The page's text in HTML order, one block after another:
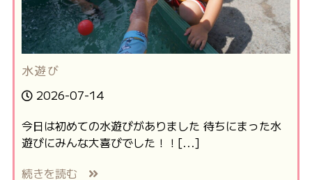
水遊び
2026-07-14
今日は初めての水遊びがありました 待ちにまった水
遊びにみんな大喜びでした！！[...]
続きを読む